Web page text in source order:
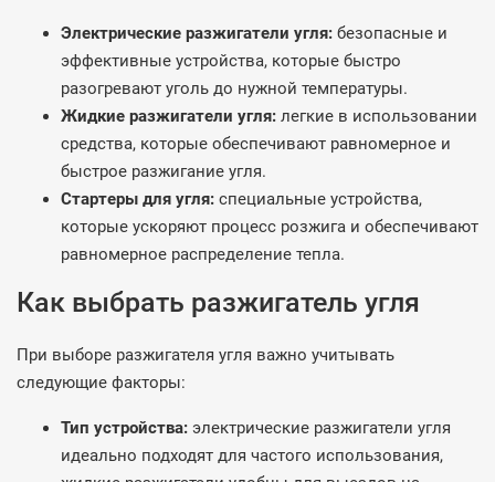
Электрические разжигатели угля: безопасные и
эффективные устройства, которые быстро
разогревают уголь до нужной температуры.
Жидкие разжигатели угля: легкие в использовании
средства, которые обеспечивают равномерное и
быстрое разжигание угля.
Стартеры для угля: специальные устройства,
которые ускоряют процесс розжига и обеспечивают
равномерное распределение тепла.
Как выбрать разжигатель угля
При выборе разжигателя угля важно учитывать
следующие факторы:
Тип устройства: электрические разжигатели угля
идеально подходят для частого использования,